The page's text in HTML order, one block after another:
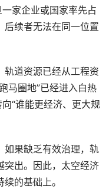
家企业或国家率先占
后续者无法在同一位置
轨道资源已经从工程资
马圈地”已经进入白热
“谁能更经济、更大规
如果缺乏有效治理，轨
突出。因此，太空经济
的基础上。